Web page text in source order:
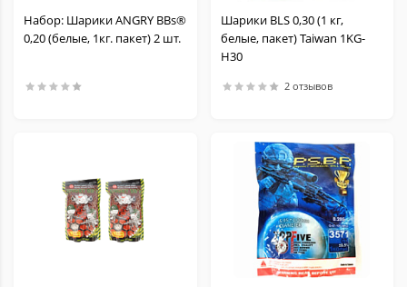
Набор: Шарики ANGRY BBs®
0,20 (белые, 1кг. пакет) 2 шт.
Шарики BLS 0,30 (1 кг,
белые, пакет) Taiwan 1KG-
H30
2 отзывов